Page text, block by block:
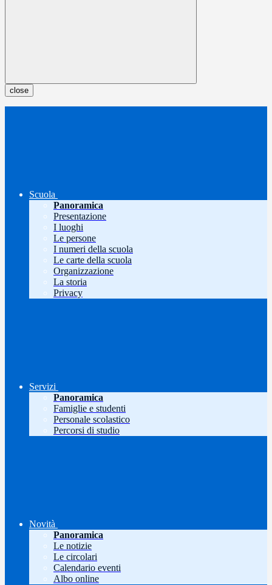
close
Scuola
Panoramica
Presentazione
I luoghi
Le persone
I numeri della scuola
Le carte della scuola
Organizzazione
La storia
Privacy
Servizi
Panoramica
Famiglie e studenti
Personale scolastico
Percorsi di studio
Novità
Panoramica
Le notizie
Le circolari
Calendario eventi
Albo online